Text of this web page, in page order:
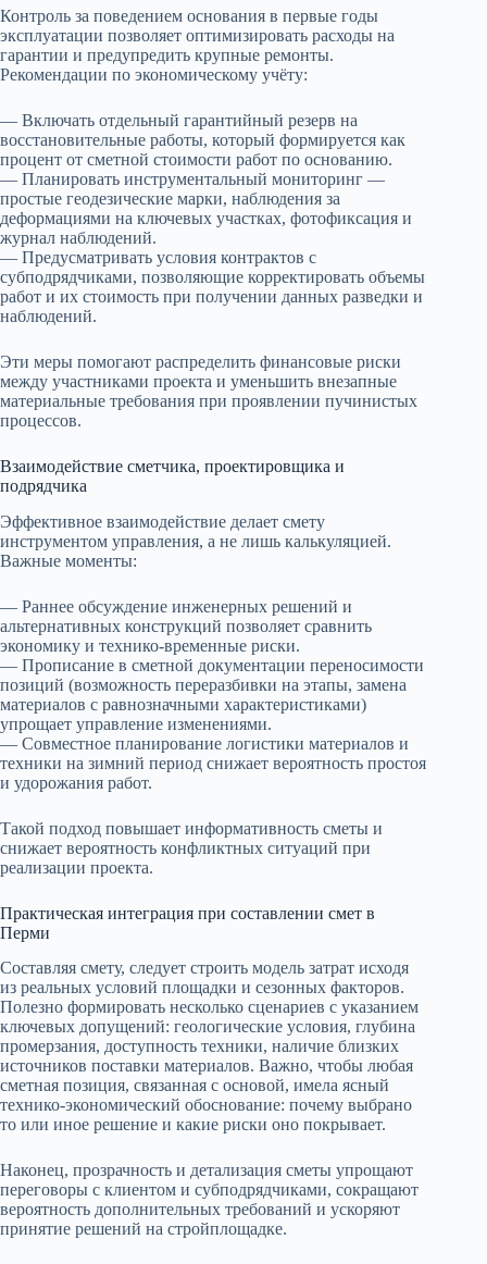
Контроль за поведением основания в первые годы
эксплуатации позволяет оптимизировать расходы на
гарантии и предупредить крупные ремонты.
Рекомендации по экономическому учёту:
— Включать отдельный гарантийный резерв на
восстановительные работы, который формируется как
процент от сметной стоимости работ по основанию.
— Планировать инструментальный мониторинг —
простые геодезические марки, наблюдения за
деформациями на ключевых участках, фотофиксация и
журнал наблюдений.
— Предусматривать условия контрактов с
субподрядчиками, позволяющие корректировать объемы
работ и их стоимость при получении данных разведки и
наблюдений.
Эти меры помогают распределить финансовые риски
между участниками проекта и уменьшить внезапные
материальные требования при проявлении пучинистых
процессов.
Взаимодействие сметчика, проектировщика и
подрядчика
Эффективное взаимодействие делает смету
инструментом управления, а не лишь калькуляцией.
Важные моменты:
— Раннее обсуждение инженерных решений и
альтернативных конструкций позволяет сравнить
экономику и технико‑временные риски.
— Прописание в сметной документации переносимости
позиций (возможность переразбивки на этапы, замена
материалов с равнозначными характеристиками)
упрощает управление изменениями.
— Совместное планирование логистики материалов и
техники на зимний период снижает вероятность простоя
и удорожания работ.
Такой подход повышает информативность сметы и
снижает вероятность конфликтных ситуаций при
реализации проекта.
Практическая интеграция при составлении смет в
Перми
Составляя смету, следует строить модель затрат исходя
из реальных условий площадки и сезонных факторов.
Полезно формировать несколько сценариев с указанием
ключевых допущений: геологические условия, глубина
промерзания, доступность техники, наличие близких
источников поставки материалов. Важно, чтобы любая
сметная позиция, связанная с основой, имела ясный
технико‑экономический обоснование: почему выбрано
то или иное решение и какие риски оно покрывает.
Наконец, прозрачность и детализация сметы упрощают
переговоры с клиентом и субподрядчиками, сокращают
вероятность дополнительных требований и ускоряют
принятие решений на стройплощадке.